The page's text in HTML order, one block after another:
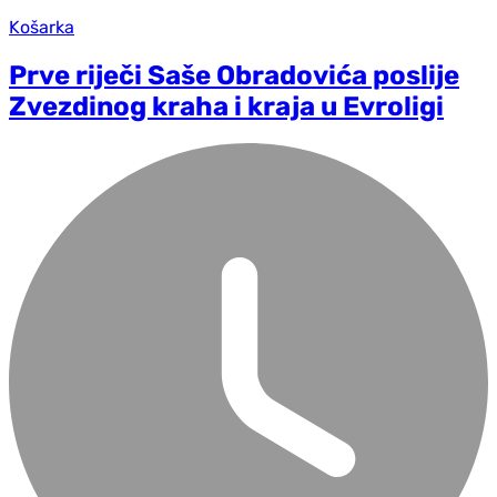
Košarka
Prve riječi Saše Obradovića poslije
Zvezdinog kraha i kraja u Evroligi